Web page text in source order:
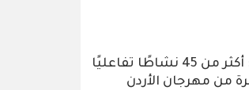
متحف الأطفال: أكثر من 45 نشاطًا تفاعليًا
من مهرجان الأردن